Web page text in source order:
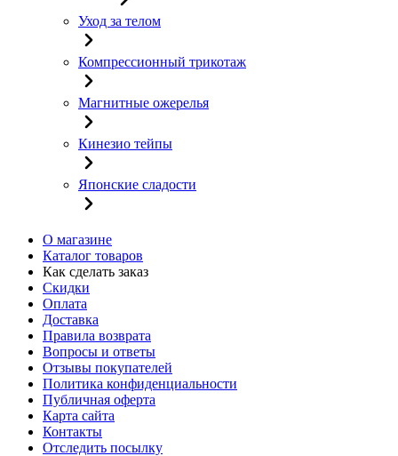
Уход за телом
Компрессионный трикотаж
Магнитные ожерелья
Кинезио тейпы
Японские сладости
О магазине
Каталог товаров
Как сделать заказ
Скидки
Оплата
Доставка
Правила возврата
Вопросы и ответы
Отзывы покупателей
Политика конфиденциальности
Публичная оферта
Карта сайта
Контакты
Отследить посылку